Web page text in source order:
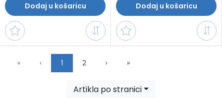
Dodaj u košaricu Dodaj u košaricu
«First ‹ Previous
1 2 ›Next »Last
Artikla po stranici